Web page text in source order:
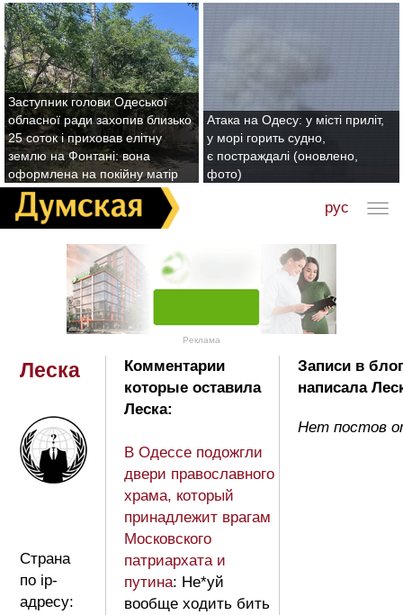
Заступник голови Одеської
обласної ради захопив близько
25 соток і приховав елітну
землю на Фонтані: вона
оформлена на покійну матір
Атака на Одесу: у місті приліт,
у морі горить судно,
є постраждалі (оновлено,
фото)
рус
Реклама
Леска
Страна
по ip-
адресу:
Комментарии
которые оставила
Леска:
В Одессе подожгли
двери православного
храма, который
принадлежит врагам
Московского
патриархата и
путина: Не*уй
вообще ходить бить
Записи в
написала
Нет постов